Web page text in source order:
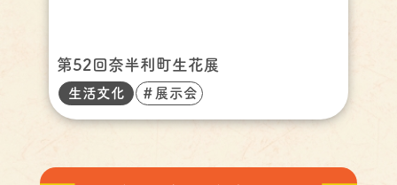
第52回奈半利町生花展
生活文化 ＃展示会